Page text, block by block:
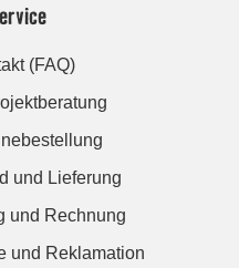
(FAQ)
und Lieferung
und Rechnung
und Reklamation